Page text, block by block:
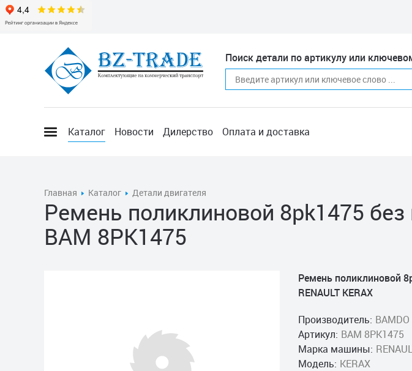
Поиск детали по артикулу или
Каталог Новости Дилерство Оплата и доставка
Главная Каталог Детали двигателя
Ремень поликлиновой 8pk1475 без
BAM 8PK1475
Ремень поликлиновой
RENAULT KERAX
Производитель: BAMDO
Артикул: BAM 8PK1475
Марка машины:
Модель: KERAX